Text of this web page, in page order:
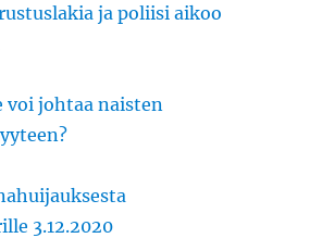
ja poliisi aikoo
voi johtaa naisten
3.12.2020